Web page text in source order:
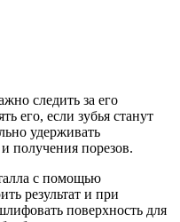
следить за его
его, если зубья станут
удерживать
получения порезов.
с помощью
результат и при
поверхность для